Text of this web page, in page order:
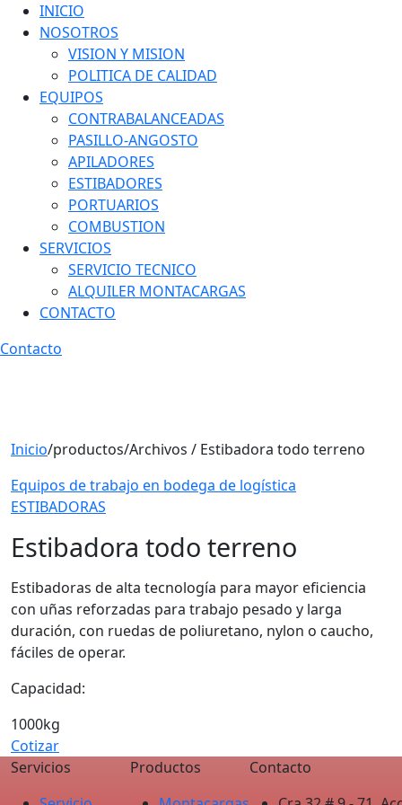
INICIO
NOSOTROS
VISION Y MISION
POLITICA DE CALIDAD
EQUIPOS
CONTRABALANCEADAS
PASILLO-ANGOSTO
APILADORES
ESTIBADORES
PORTUARIOS
COMBUSTION
SERVICIOS
SERVICIO TECNICO
ALQUILER MONTACARGAS
CONTACTO
Contacto
Inicio/productos/Archivos / Estibadora todo terreno
Equipos de trabajo en bodega de logística
ESTIBADORAS
Estibadora todo terreno
Estibadoras de alta tecnología para mayor eficiencia
con uñas reforzadas para trabajo pesado y larga
duración, con ruedas de poliuretano, nylon o caucho,
fáciles de operar.
Capacidad:
1000kg
Cotizar
Servicios
Productos
Contacto